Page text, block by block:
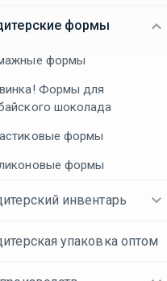
формы
формы
Формы для
шоколада
формы
формы
инвентарь
упаковка оптом